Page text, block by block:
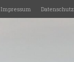
Impressum Datenschutz